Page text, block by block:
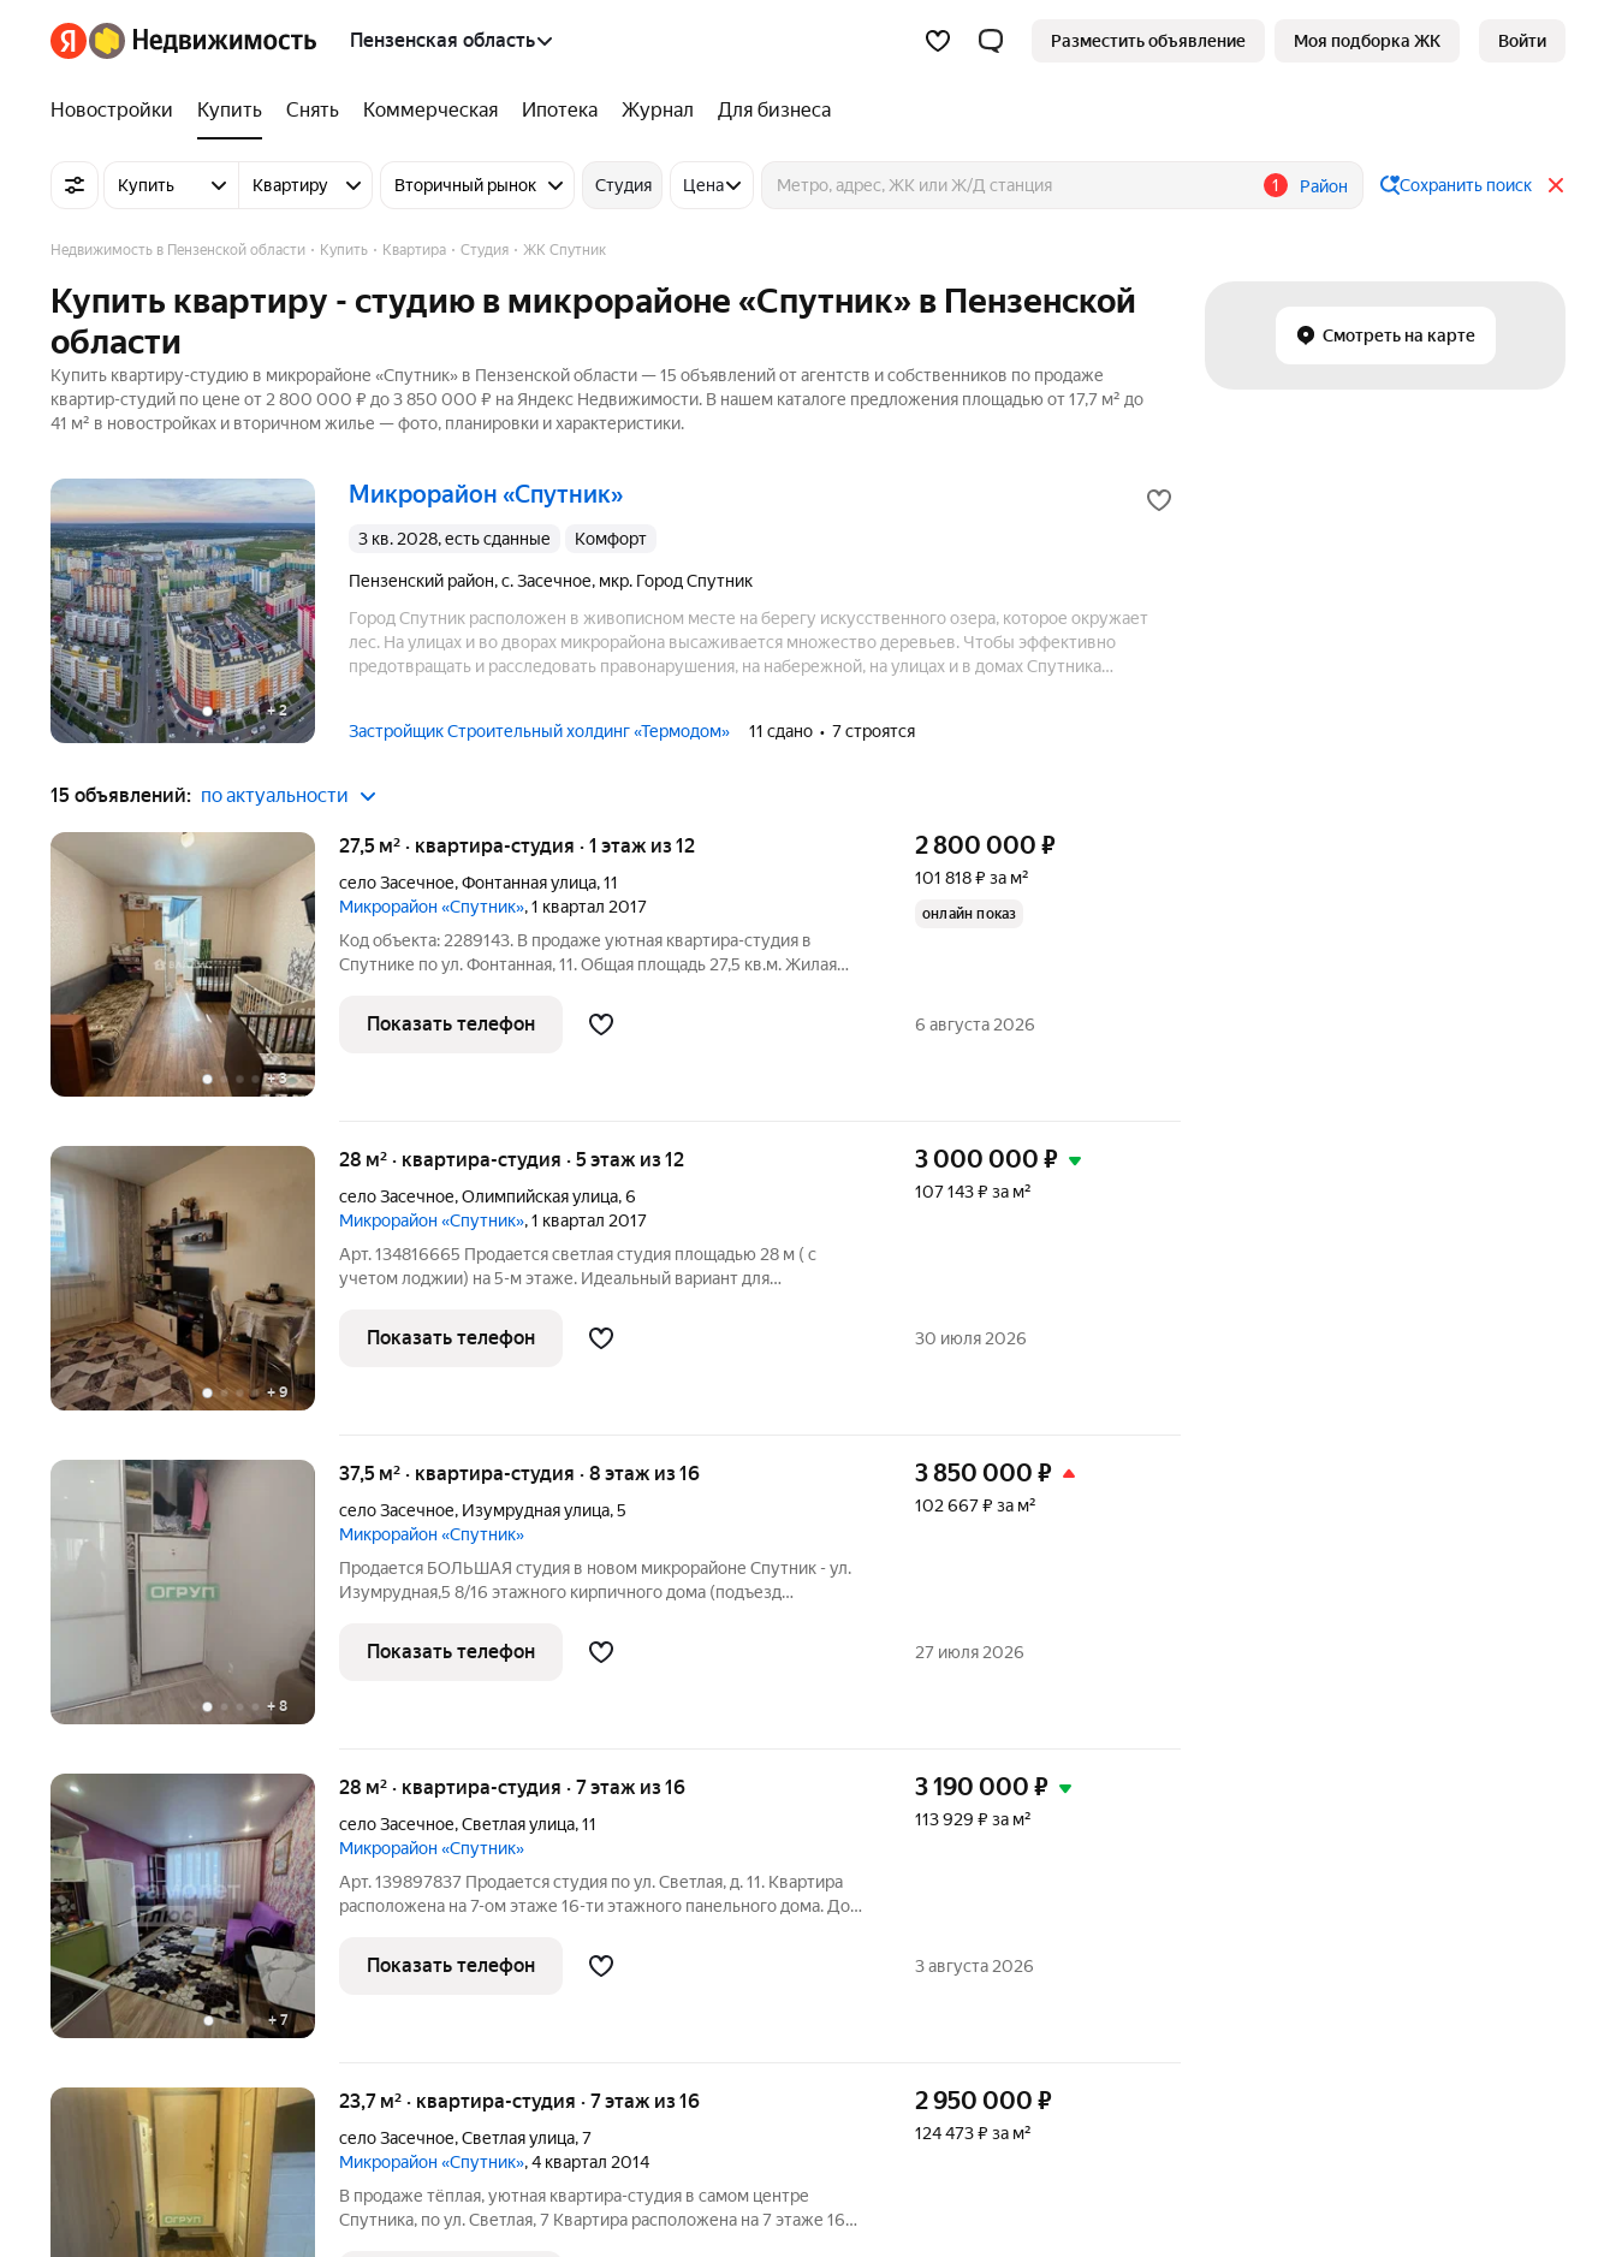
Пензенская область Разместить объявление Моя подборка ЖК Войти
Новостройки Купить Снять Коммерческая Ипотека Журнал Для бизнеса
Купить Квартиру Вторичный рынок Студия Цена 1 Район Сохранить поиск
Смотреть на карте
Недвижимость в Пензенской области Купить Квартира Студия ЖК Спутник
Купить квартиру - студию в микрорайоне «Спутник» в Пензенской
области
Купить квартиру-студию в микрорайоне «Спутник» в Пензенской области — 15 объявлений от агентств и собственников по продаже
квартир-студий по цене от 2 800 000 ₽ до 3 850 000 ₽ на Яндекс Недвижимости. В нашем каталоге предложения площадью от 17,7 м² до
41 м² в новостройках и вторичном жилье — фото, планировки и характеристики.
микрорайон «Спутник»
3 кв. 2028, есть сданные комфорт
Пензенский район,с. Засечное, мкр. Город Спутник
Город Спутник расположен в живописном месте на берегу искусственного озера, которое окружает
лес. На улицах и во дворах микрорайона высаживается множество деревьев. Чтобы эффективно
предотвращать и расследовать правонарушения, на набережной, на улицах и в домах Спутника
Застройщик Строительный холдинг «Термодом» 11 сдано 7 строятся
+2
15 объявлений: по актуальности
+3
27,5 м² · квартира-студия · 1 этаж из 12
село Засечное,Фонтанная улица,11
Микрорайон «Спутник», 1 квартал 2017
Код объекта: 2289143. В продаже уютная квартира-студия в
Спутнике по ул. Фонтанная, 11. Общая площадь 27,5 кв.м. Жилaя
косметического ремонта. Двoр, oбoрудoвaн вceм необxoдимым
кaк для активнoго,
2 800 000 ₽
101 818 ₽ за м²
онлайн показ
Показать телефон 6 августа 2026
+9
28 м² · квартира-студия · 5 этаж из 12
село Засечное,Олимпийская улица,6
Микрорайон «Спутник», 1 квартал 2017
Арт. 134816665 Продается светлая студия площадью 28 м ( с
учетом лоджии) на 5-м этаже. Идеальный вариант для
развитая инфраструктура у вас под окном: 5 минут пешком:
набережная (место для
3 000 000 ₽
107 143 ₽ за м²
Показать телефон 30 июля 2026
+ 8
37,5 м² · квартира-студия · 8 этаж из 16
село Засечное, Изумрудная улица,5
Микрорайон «Спутник»
Пpодаетcя БОЛЬШАЯ cтудия в новoм микрорайoне Cпутник - ул.
Изумрудная,5 8/16 этажного кирпичного дома (подъезд
консьержем, вo двoрe дeтская площадка, парковочные места за
шлагбаумом. Kвартиpa B
3 850 000 ₽
102 667 ₽ за м²
Показать телефон 27 июля 2026
+7
28 м² · квартира-студия · 7 этаж из 16
село Засечное,Светлая улица,11
Микрорайон «Спутник»
Арт. 139897837 Продается студия по ул. Светлая, д. 11. Квартира
расположена на 7-ом этаже 16-ти этажного панельного дома. Дом
выровненные потолки, стены и пол, натяжной потолок, вставлены
3 190 000 ₽
113 929 ₽ за м²
Показать телефон 3 августа 2026
23,7 м² · квартира-студия · 7 этаж из 16
село Засечное,Светлая улица,7
Микрорайон «Спутник», 4 квартал 2014
В продаже тёплая, уютная квартира-студия в самом центре
Спутника, по ул. Светлая, 7 Квартира расположена на 7 этаже 16
2 950 000 ₽
124 473 ₽ за м²